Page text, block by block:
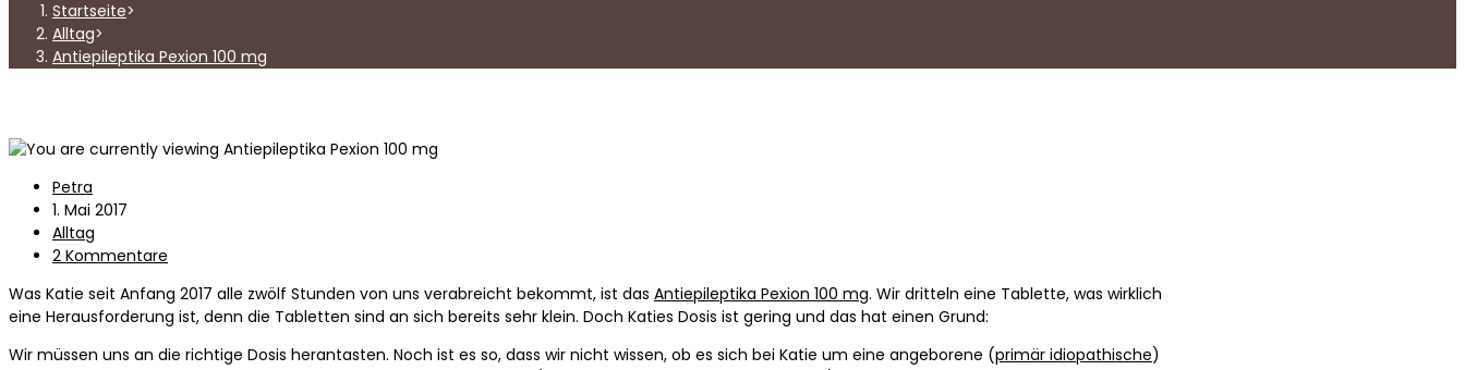
Startseite>
Alltag>
Antiepileptika Pexion 100 mg
Beitrags-
Autor:
Petra
Beitrag
veröffentlicht:
1. Mai 2017
Beitrags-
Kategorie:
Alltag
Beitrags-
2 Kommentare
Was Katie seit Anfang 2017 alle zwölf Stunden von uns verabreicht bekommt, ist das Antiepileptika Pexion 100 mg. Wir dritteln eine Tablette, was wirklich
eine Herausforderung ist, denn die Tabletten sind an sich bereits sehr klein. Doch Katies Dosis ist gering und das hat einen Grund:
Wir müssen uns an die richtige Dosis herantasten. Noch ist es so, dass wir nicht wissen, ob es sich bei Katie um eine angeborene (primär idiopathische)